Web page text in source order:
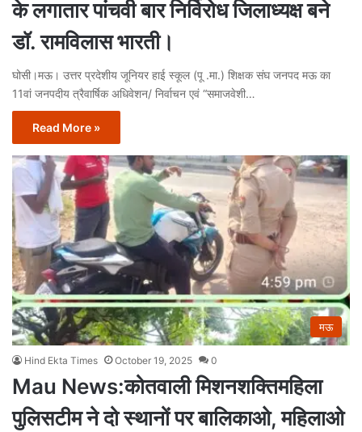
के लगातार पांचवी बार निर्विरोध जिलाध्यक्ष बने
डॉ. रामविलास भारती।
घोसी।मऊ। उत्तर प्रदेशीय जूनियर हाई स्कूल (पू .मा.) शिक्षक संघ जनपद मऊ का
11वां जनपदीय त्रैवार्षिक अधिवेशन/ निर्वाचन एवं “समाजवेशी…
Read More »
मऊ
Hind Ekta Times October 19, 2025 0
Mau News:कोतवाली मिशनशक्तिमहिला
पुलिसटीम ने दो स्थानों पर बालिकाओ, महिलाओ